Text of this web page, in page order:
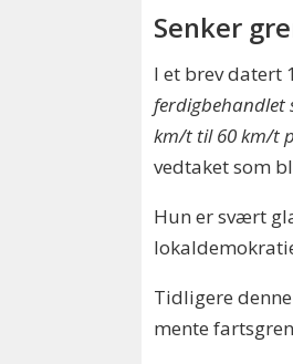
Senker
I et brev datert
ferdigbehandlet
km/t til 60 km/t
vedtaket som
Hun er svært
Tidligere
mente